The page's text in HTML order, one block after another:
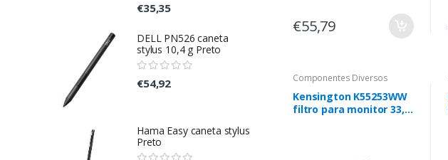
€35,35
DELL PN526 caneta
stylus 10,4 g Preto
€54,92
Hama Easy caneta stylus
Preto
€55,79
Componentes Diversos
Kensington K55253WW
filtro para monitor 33,8